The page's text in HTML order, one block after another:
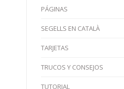
PÁGINAS
SEGELLS EN CATALÀ
TARJETAS
TRUCOS Y CONSEJOS
TUTORIAL